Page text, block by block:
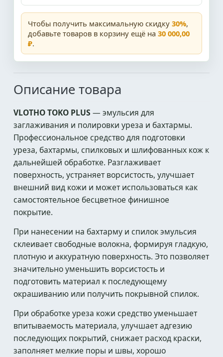
Чтобы получить максимальную скидку 30%,
добавьте товаров в корзину ещё на 30 000,00
₽.
Описание товара
VLOTHO TOKO PLUS — эмульсия для
заглаживания и полировки уреза и бахтармы.
Профессиональное средство для подготовки
уреза, бахтармы, спилковых и шлифованных кож к
дальнейшей обработке. Разглаживает
поверхность, устраняет ворсистость, улучшает
внешний вид кожи и может использоваться как
самостоятельное бесцветное финишное
покрытие.
При нанесении на бахтарму и спилок эмульсия
склеивает свободные волокна, формируя гладкую,
плотную и аккуратную поверхность. Это позволяет
значительно уменьшить ворсистость и
подготовить материал к последующему
окрашиванию или получить покрывной спилок.
При обработке уреза кожи средство уменьшает
впитываемость материала, улучшает адгезию
последующих покрытий, снижает расход краски,
заполняет мелкие поры и швы, хорошо